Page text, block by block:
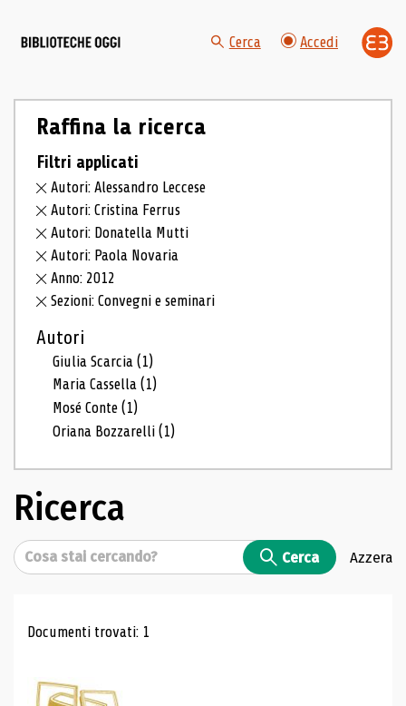
Cerca Accedi
Raffina la ricerca
Filtri applicati
Autori: Alessandro Leccese
Autori: Cristina Ferrus
Autori: Donatella Mutti
Autori: Paola Novaria
Anno: 2012
Sezioni: Convegni e seminari
Autori
Giulia Scarcia(1)
Maria Cassella(1)
Mosé Conte(1)
Oriana Bozzarelli(1)
Ricerca
Cerca Cerca Azzera
Risultati di ricerca
Documenti trovati: 1